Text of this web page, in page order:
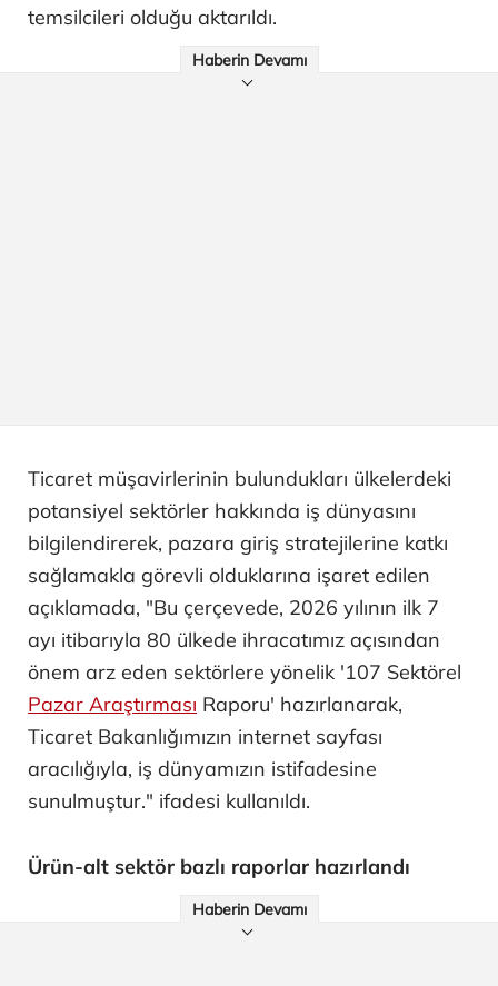
temsilcileri olduğu aktarıldı.
Haberin Devamı
Ticaret müşavirlerinin bulundukları ülkelerdeki
potansiyel sektörler hakkında iş dünyasını
bilgilendirerek, pazara giriş stratejilerine katkı
sağlamakla görevli olduklarına işaret edilen
açıklamada, "Bu çerçevede, 2026 yılının ilk 7
ayı itibarıyla 80 ülkede ihracatımız açısından
önem arz eden sektörlere yönelik '107 Sektörel
Pazar Araştırması Raporu' hazırlanarak,
Ticaret Bakanlığımızın internet sayfası
aracılığıyla, iş dünyamızın istifadesine
sunulmuştur." ifadesi kullanıldı.
Ürün-alt sektör bazlı raporlar hazırlandı
Haberin Devamı